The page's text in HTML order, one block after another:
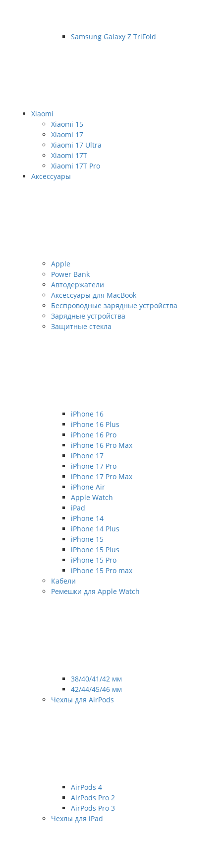
Samsung Galaxy Z TriFold
Xiaomi
Xiaomi 15
Xiaomi 17
Xiaomi 17 Ultra
Xiaomi 17T
Xiaomi 17T Pro
Аксессуары
Apple
Power Bank
Автодержатели
Аксессуары для MacBook
Беспроводные зарядные устройства
Зарядные устройства
Защитные стекла
iPhone 16
iPhone 16 Plus
iPhone 16 Pro
iPhone 16 Pro Max
iPhone 17
iPhone 17 Pro
iPhone 17 Pro Max
iPhone Air
Apple Watch
iPad
iPhone 14
iPhone 14 Plus
iPhone 15
iPhone 15 Plus
iPhone 15 Pro
iPhone 15 Pro max
Кабели
Ремешки для Apple Watch
38/40/41/42 мм
42/44/45/46 мм
Чехлы для AirPods
AirPods 4
AirPods Pro 2
AirPods Pro 3
Чехлы для iPad